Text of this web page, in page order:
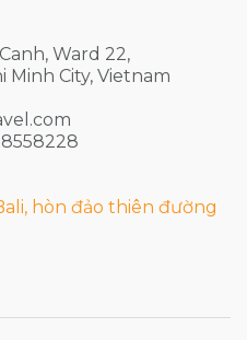
Ward 22,
Minh City, Vietnam
hòn đảo thiên đường